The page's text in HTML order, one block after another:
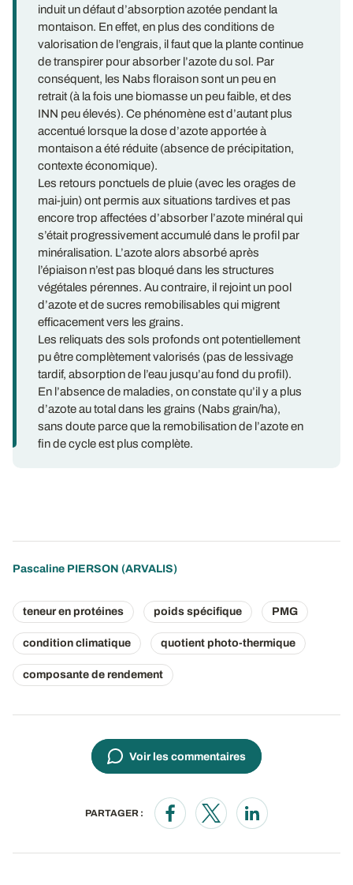
induit un défaut d’absorption azotée pendant la
montaison. En effet, en plus des conditions de
valorisation de l’engrais, il faut que la plante continue
de transpirer pour absorber l’azote du sol. Par
conséquent, les Nabs floraison sont un peu en
retrait (à la fois une biomasse un peu faible, et des
INN peu élevés). Ce phénomène est d’autant plus
accentué lorsque la dose d’azote apportée à
montaison a été réduite (absence de précipitation,
contexte économique).
Les retours ponctuels de pluie (avec les orages de
mai-juin) ont permis aux situations tardives et pas
encore trop affectées d’absorber l’azote minéral qui
s’était progressivement accumulé dans le profil par
minéralisation. L’azote alors absorbé après
l’épiaison n’est pas bloqué dans les structures
végétales pérennes. Au contraire, il rejoint un pool
d’azote et de sucres remobilisables qui migrent
efficacement vers les grains.
Les reliquats des sols profonds ont potentiellement
pu être complètement valorisés (pas de lessivage
tardif, absorption de l’eau jusqu’au fond du profil).
En l’absence de maladies, on constate qu’il y a plus
d’azote au total dans les grains (Nabs grain/ha),
sans doute parce que la remobilisation de l’azote en
fin de cycle est plus complète.
Pascaline PIERSON (ARVALIS)
teneur en protéines poids spécifique PMG
condition climatique quotient photo-thermique
composante de rendement
Voir les commentaires
PARTAGER :
Opens in a new window
Opens in a new window
Opens in a new